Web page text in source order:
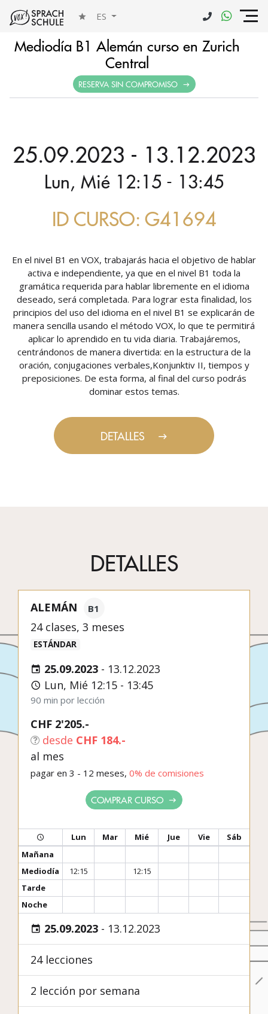
ES
Mediodía B1 Alemán curso en Zurich
Central
RESERVA SIN COMPROMISO
25.09.2023 - 13.12.2023
Lun, Mié 12:15 - 13:45
ID CURSO: G41694
En el nivel B1 en VOX, trabajarás hacia el objetivo de hablar
activa e independiente, ya que en el nivel B1 toda la
gramática requerida para hablar libremente en el idioma
deseado, será completada. Para lograr esta finalidad, los
principios del uso del idioma en el nivel B1 se explicarán de
manera sencilla usando el método VOX, lo que te permitirá
aplicar lo aprendido en tu vida diaria. Trabajáremos,
centrándonos de manera divertida: en la estructura de la
oración, conjugaciones verbales,Konjunktiv II, tiempos y
preposiciones. De esta forma, al final del curso podrás
dominar estos temas.
DETALLES
DETALLES
ALEMÁN B1
24 clases, 3 meses
ESTÁNDAR
25.09.2023 - 13.12.2023
Lun, Mié 12:15 - 13:45
90 min por lección
CHF 2'205.-
desde CHF 184.-
al mes
pagar en 3 - 12 meses, 0% de comisiones
COMPRAR CURSO
Lun Mar Mié Jue Vie
Sáb
Mañana
Mediodía
12:15
12:15
Tarde
Noche
25.09.2023 - 13.12.2023
24 lecciones
2 lección por semana